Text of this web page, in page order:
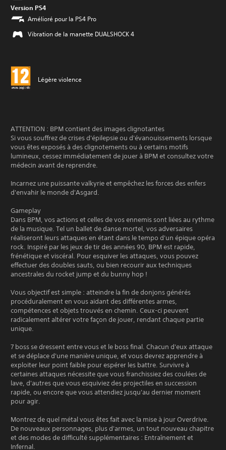
Version PS4
Amélioré pour la PS4 Pro
Vibration de la manette DUALSHOCK 4
Légère violence
ATTENTION : BPM contient des images clignotantes
Si vous souffrez de crises d'épilepsie ou d'évanouissements lorsque
vous êtes exposés à des clignotements ou à certains motifs
lumineux, cessez immédiatement de jouer à BPM et consultez votre
médecin avant de reprendre.
Incarnez une puissante valkyrie et empêchez les forces des enfers
d'envahir le monde d'Asgard.
Gameplay
Dans BPM, vos actions et celles de vos ennemis sont liées au rythme
de la musique. Tel un ballet de danse mortel, vos adversaires
réaliseront leurs attaques en étant dans le tempo d'un épique opéra
rock. Inspiré par les jeux de tir des années 90, BPM est rapide,
frénétique et viscéral. Pour esquiver les attaques, vous pouvez
effectuer des doubles sauts, ou bien recourir aux techniques
ancestrales du rocket jump et du bunny hop !
Vous objectif est simple : atteindre la fin de donjons générés
procéduralement en vous aidant des différentes armes,
compétences et objets trouvés en chemin. Ceux-ci peuvent
radicalement altérer votre façon de jouer, rendant chaque partie
unique.
7 boss se dressent entre vous et le boss final. Chacun d'eux attaque
et se déplace d'une manière unique, et vous devrez apprendre à
exploiter leur point faible pour espérer les battre. Survivre à
certaines attaques nécessite que vous franchissiez des coulées de
lave, d'autres que vous esquiviez des projectiles en succession
rapide, ou encore que vous attendiez jusqu'au dernier moment
pour agir.
Montrez de quel métal vous êtes fait avec la mise à jour Overdrive.
De nouveaux personnages, plus d'armes, un tout nouveau chapitre
et des modes de difficulté supplémentaires : Entraînement et
Infernal.